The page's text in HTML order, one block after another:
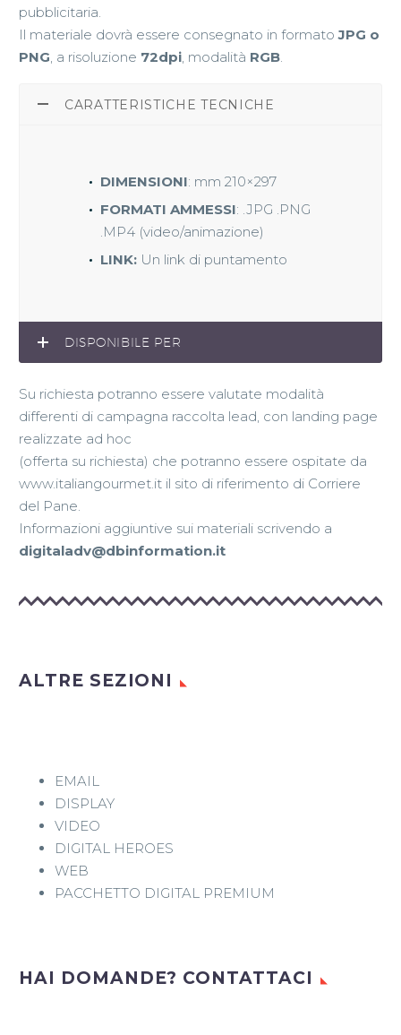
pubblicitaria.
Il materiale dovrà essere consegnato in formato JPG o
PNG, a risoluzione 72dpi, modalità RGB.
CARATTERISTICHE TECNICHE
DIMENSIONI: mm 210×297
FORMATI AMMESSI: .JPG .PNG
.MP4 (video/animazione)
LINK: Un link di puntamento
DISPONIBILE PER
Su richiesta potranno essere valutate modalità
differenti di campagna raccolta lead, con landing page
realizzate ad hoc
(offerta su richiesta) che potranno essere ospitate da
www.italiangourmet.it il sito di riferimento di Corriere
del Pane.
Informazioni aggiuntive sui materiali scrivendo a
digitaladv@dbinformation.it
ALTRE SEZIONI
EMAIL
DISPLAY
VIDEO
DIGITAL HEROES
WEB
PACCHETTO DIGITAL PREMIUM
HAI DOMANDE? CONTATTACI